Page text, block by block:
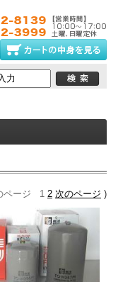
ページ 1 2 次のページ )